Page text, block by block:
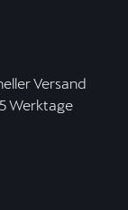
Versand
Werktage